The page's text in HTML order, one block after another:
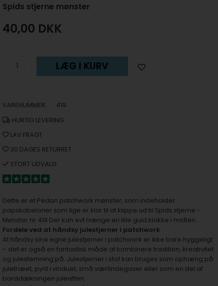
Spids stjerne mønster
40,00 DKK
LÆG I KURV
VARENUMMER:
419
HURTIG LEVERING
LAV FRAGT
30 DAGES RETURRET
STORT UDVALG
Dette er et Pedari patchwork mønster, som indeholder
papskabeloner som lige er klar til at klippe ud til Spids stjerne -
Mønster nr 419 Der kan evt hænge en lille guld klokke i midten.
Fordele ved at håndsy julestjerner i patchwork
At håndsy sine egne julestjerner i patchwork er ikke bare hyggeligt
– det er også en fantastisk måde at kombinere tradition, kreativitet
og julestemning på. Julestjerner i stof kan bruges som ophæng på
juletræet, pynt i vinduet, små værtindegaver eller som en del af
borddækningen juleaften.